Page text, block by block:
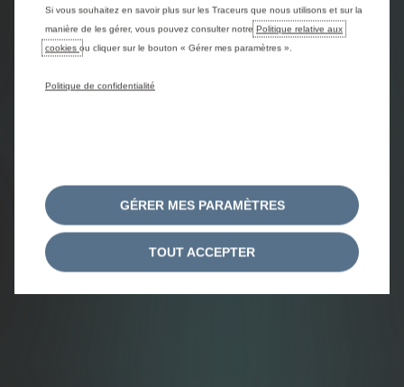
Si vous souhaitez en savoir plus sur les Traceurs que nous utilisons et sur la
manière de les gérer, vous pouvez consulter notre Politique relative aux
cookies ou cliquer sur le bouton « Gérer mes paramètres ».
Politique de confidentialité
GÉRER MES PARAMÈTRES
TOUT ACCEPTER